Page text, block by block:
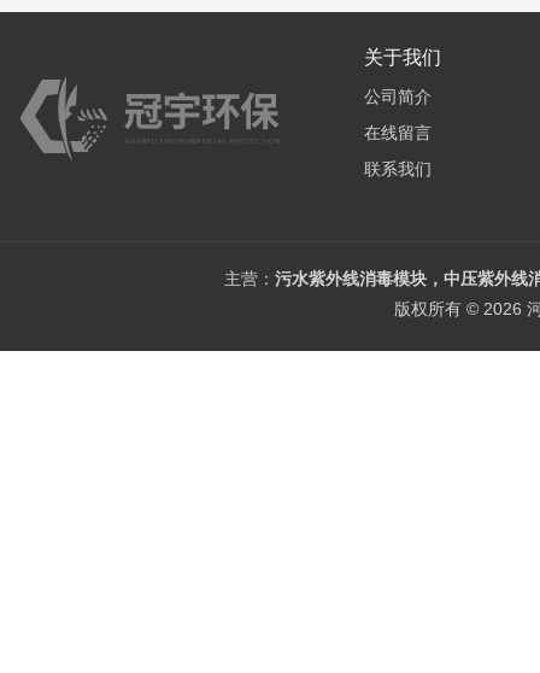
关于我们
公司简介
在线留言
联系我们
主营： 污水紫外线消毒模块，中压紫外线
版权所有 © 2026